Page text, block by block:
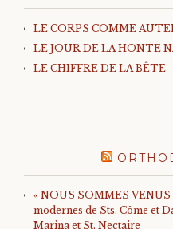
LE CORPS COMME
LE JOUR DE LA HONTE
LE CHIFFRE DE LA BÊTE
« NOUS SOMMES
modernes de Sts. Côme et
Marina et St. Nectaire